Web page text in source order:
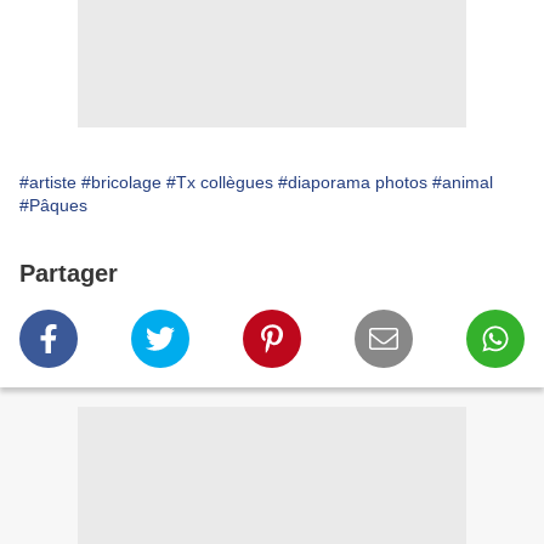
#artiste #bricolage #Tx collègues #diaporama photos #animal
#Pâques
Partager